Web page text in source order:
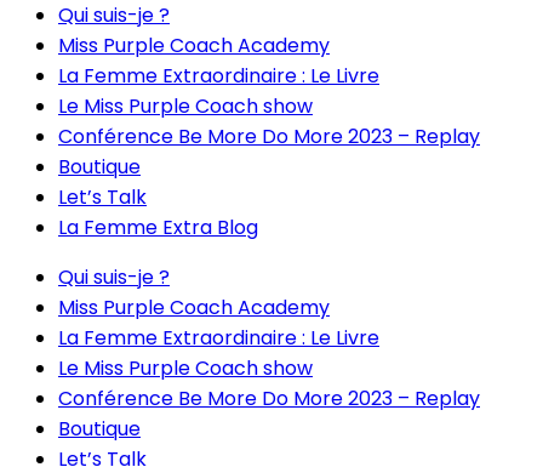
Qui suis-je ?
Miss Purple Coach Academy
La Femme Extraordinaire : Le Livre
Le Miss Purple Coach show
Conférence Be More Do More 2023 – Replay
Boutique
Let’s Talk
La Femme Extra Blog
Qui suis-je ?
Miss Purple Coach Academy
La Femme Extraordinaire : Le Livre
Le Miss Purple Coach show
Conférence Be More Do More 2023 – Replay
Boutique
Let’s Talk